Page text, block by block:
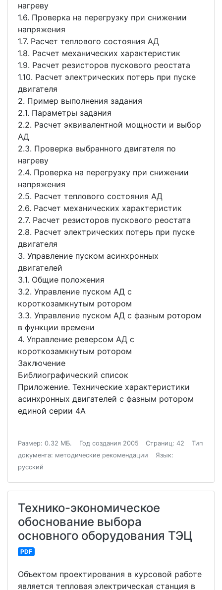
нагреву
1.6. Проверка на перегрузку при снижении
напряжения
1.7. Расчет теплового состояния АД
1.8. Расчет механических характеристик
1.9. Расчет резисторов пускового реостата
1.10. Расчет электрических потерь при пуске
двигателя
2. Пример выполнения задания
2.1. Параметры задания
2.2. Расчет эквивалентной мощности и выбор
АД
2.3. Проверка выбранного двигателя по
нагреву
2.4. Проверка на перегрузку при снижении
напряжения
2.5. Расчет теплового состояния АД
2.6. Расчет механических характеристик
2.7. Расчет резисторов пускового реостата
2.8. Расчет электрических потерь при пуске
двигателя
3. Управление пуском асинхронных
двигателей
3.1. Общие положения
3.2. Управление пуском АД с
короткозамкнутым ротором
3.3. Управление пуском АД с фазным ротором
в функции времени
4. Управление реверсом АД с
короткозамкнутым ротором
Заключение
Библиографический список
Приложение. Технические характеристики
асинхронных двигателей с фазным ротором
единой серии 4А
Размер: 0.32 МБ. Год создания 2005 Страниц: 42
Тип
документа: методические рекомендации
Язык:
русский
Технико-экономическое
обоснование выбора
основного оборудования ТЭЦ
PDF
Объектом проектирования в курсовой работе
является тепловая электрическая станция в